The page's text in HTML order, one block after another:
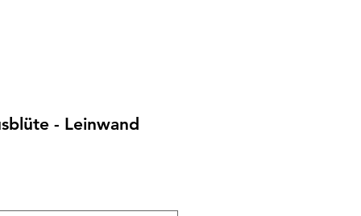
- Leinwand